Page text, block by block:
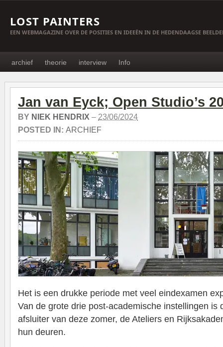
LOST PAINTERS
EEN WEBMAGAZINE OVER DE POSITIES EN IDEEËN IN DE HEDENDAAGSE
archief theorie interview Info
Jan van Eyck; Open Studio’s
BY NIEK HENDRIX – 23/06/2024
POSTED IN: ARCHIEF
Het is een drukke periode met veel eindexamen
Van de grote drie post-academische instellingen is
afsluiter van deze zomer, de Ateliers en
hun deuren.